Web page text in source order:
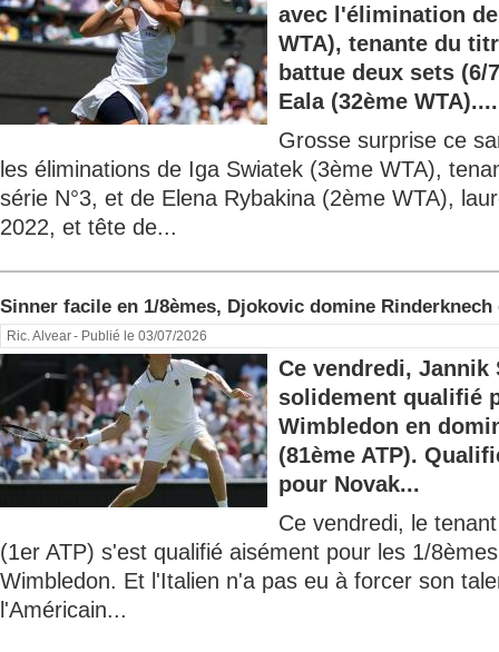
avec l'élimination
WTA), tenante du
battue deux sets (6/
Eala (32ème WTA)....
Grosse surprise ce
les éliminations de Iga Swiatek (3ème WTA),
série N°3, et de Elena Rybakina (2ème WTA),
2022, et tête de...
Sinner facile en 1/8èmes, Djokovic domine Rinderknech
Ric. Alvear- Publié le 03/07/2026
Ce vendredi, Jannik
solidement qualifié
Wimbledon en
(81ème ATP).
pour Novak...
Ce vendredi, le
(1er ATP) s'est qualifié aisément pour les 1/
Wimbledon. Et l'Italien n'a pas eu à forcer son
l'Américain...